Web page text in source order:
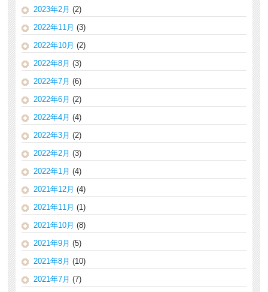
2023年2月 (2)
2022年11月 (3)
2022年10月 (2)
2022年8月 (3)
2022年7月 (6)
2022年6月 (2)
2022年4月 (4)
2022年3月 (2)
2022年2月 (3)
2022年1月 (4)
2021年12月 (4)
2021年11月 (1)
2021年10月 (8)
2021年9月 (5)
2021年8月 (10)
2021年7月 (7)